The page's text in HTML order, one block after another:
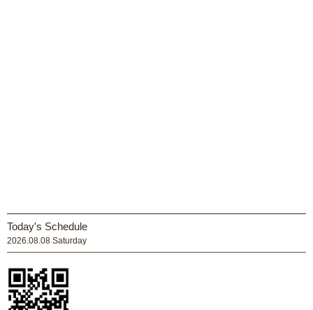
Today's Schedule
2026.08.08 Saturday